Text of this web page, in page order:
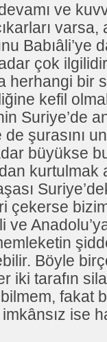
ve
Babıâli’ye
çok
herhangi bir
kefil
Suriye’de
şurasını
büyükse
kurtulmak
çekerse
Böyle
iki tarafın
fakat
ise